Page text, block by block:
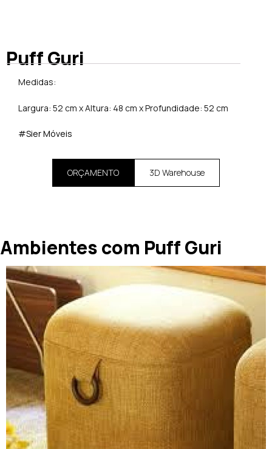
Puff Guri
Medidas:
Largura: 52 cm x Altura: 48 cm x Profundidade: 52 cm
#Sier Móveis
ORÇAMENTO 3D Warehouse
Ambientes com Puff Guri